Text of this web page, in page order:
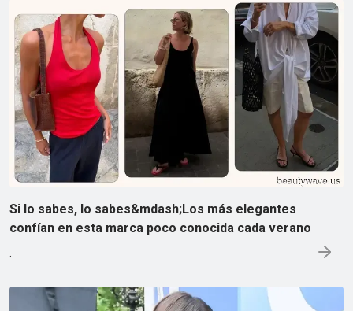
Si lo sabes, lo sabes&mdash;Los más elegantes
confían en esta marca poco conocida cada verano